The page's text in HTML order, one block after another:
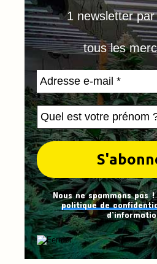
1 newsletter
tous les
Nous ne spammons pas
politique de